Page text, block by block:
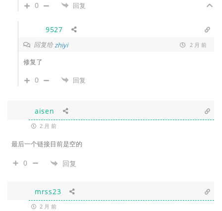
0 回复
9527
回复给zhiyi 2 月 前
修复了
0 回复
aisen
2 月 前
最后一个链接目前是空的
0 回复
mrss23
2 月 前